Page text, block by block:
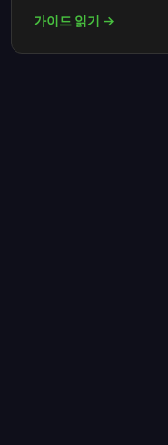
가이드 읽기 →